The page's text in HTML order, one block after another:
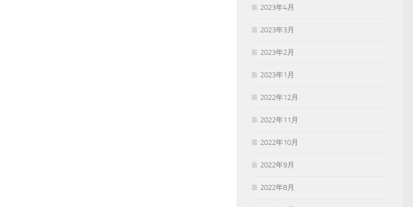
2023年4月
2023年3月
2023年2月
2023年1月
2022年12月
2022年11月
2022年10月
2022年9月
2022年8月